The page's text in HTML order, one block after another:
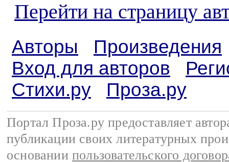
Перейти на страницу
Авторы
Произведения
Вход для авторов
Стихи.ру
Проза.ру
Портал Проза.ру предоставляет
публикации своих литературных
основании пользовательского